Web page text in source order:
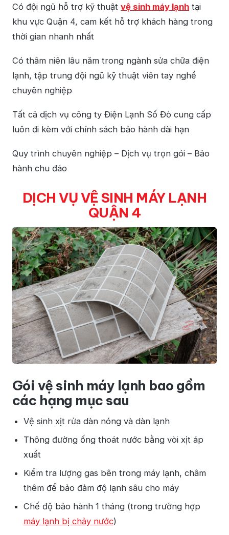
Có đội ngũ hỗ trợ kỹ thuật vệ sinh máy lạnh tại
khu vực Quận 4, cam kết hỗ trợ khách hàng trong
thời gian nhanh nhất
Có thâm niên lâu năm trong ngành sửa chữa điện
lạnh, tập trung đội ngũ kỹ thuật viên tay nghề
chuyên nghiệp
Tất cả dịch vụ công ty Điện Lạnh Số Đỏ cung cấp
luôn đi kèm với chính sách bảo hành dài hạn
Quy trình chuyên nghiệp – Dịch vụ trọn gói – Bảo
hành chu đáo
DỊCH VỤ VỆ SINH MÁY LẠNH
QUẬN 4
Gói vệ sinh máy lạnh bao gồm
các hạng mục sau
Vệ sinh xịt rửa dàn nóng và dàn lạnh
Thông đường ống thoát nước bằng vòi xịt áp
xuất
Kiểm tra lượng gas bên trong máy lạnh, châm
thêm để bảo đảm độ lạnh sâu cho máy
Chế độ bảo hành 1 tháng (trong trường hợp
máy lạnh bị chảy nước)